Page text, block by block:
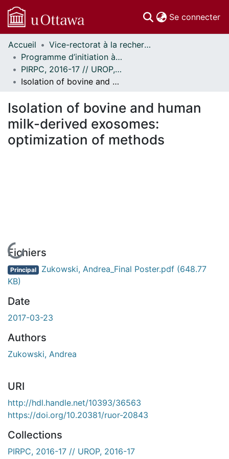
Se connecter
Communautés
et collections
Parcourir
Statistiques
À propos
Accueil
Vice-rectorat à la recherche // Office of the V-P, Research
Programme d’initiation à la recherche au premier cycle (PIRPC) // Undergraduate Research Opportunity Program (UROP)
PIRPC, 2016-17 // UROP, 2016-17
Isolation of bovine and human milk-derived exosomes: optimization of methods
Isolation of bovine and human
milk-derived exosomes:
optimization of methods
En cours de chargement...
Fichiers
Principal Zukowski, Andrea_Final Poster.pdf (648.77
KB)
Date
2017-03-23
Authors
Zukowski, Andrea
URI
http://hdl.handle.net/10393/36563
https://doi.org/10.20381/ruor-20843
Collections
PIRPC, 2016-17 // UROP, 2016-17